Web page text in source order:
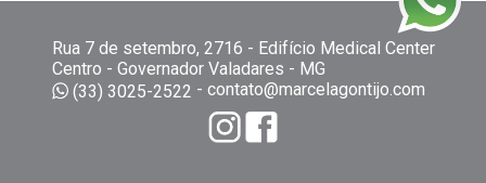
Rua 7 de setembro, 2716 - Edifício Medical Center
Centro - Governador Valadares - MG
(33) 3025-2522 - contato@marcelagontijo.com